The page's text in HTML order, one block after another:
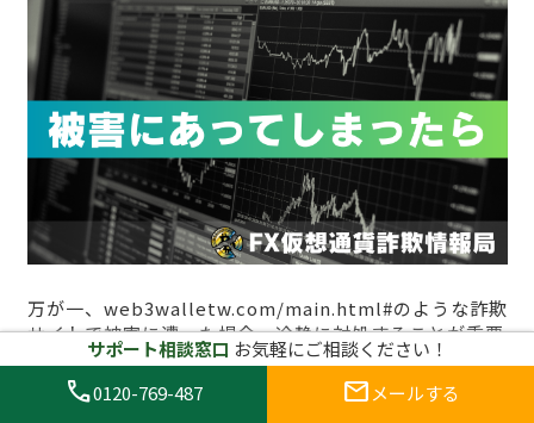
万が一、web3walletw.com/main.html#のような詐欺
サイトで被害に遭った場合、冷静に対処することが重要
です。詐欺サイトにおけるトラブルは精神的にも金銭的
にも大きな打撃を与える可能性がありますが、適切な対
応を取ることで損失を最小限に抑えることができます。
サポート相談窓口 お気軽にご相談ください！
call0120-769-487 mail メールする